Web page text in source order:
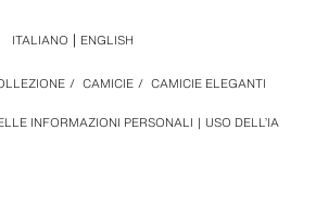
INFORMAZIONI PERSONALI USO DELL’IA
/ CAMICIE / CAMICIE ELEGANTI
ITALIANO ENGLISH